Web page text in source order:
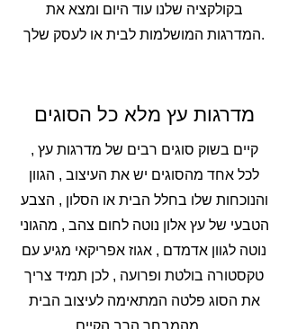
בקולקציה שלנו עוד היום ומצא את
המדרגות המושלמות לבית או לעסק שלך.
מדרגות עץ מלא כל הסוגים
קיים בשוק סוגים רבים של מדרגות עץ ,
לכל אחד מהסוגים יש את העיצוב , הגוון
והנוכחות שלו בחלל הבית או הסלון , הצבע
הטבעי של עץ אלון נוטה לחום צהב , מהגוני
נוטה לגוון אדמדם , אגוז אפריקאי מגיע עם
טקסטורה בולטת ופרועה , לכן תמיד צריך
את הסוג פלטה המתאימה לעיצוב הבית